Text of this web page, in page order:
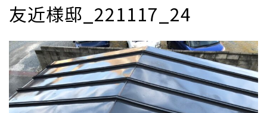
友近様邸_221117_24